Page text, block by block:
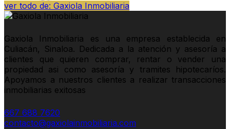
ver todo de: Gaxiola Inmobiliaria
Gaxiola Inmobiliaria es una empresa establecida en
Culiacán, Sinaloa. Dedicada a la atención y asesoría a
clientes que quieren comprar, rentar o vender una
propiedad asi como asesoría y tramites hipotecaríos.
Apoyamos a nuestros clientes a realizar transacciones
inmobiliarias exitosas
667 688 7620
contacto@gaxiolainmobiliaria.com